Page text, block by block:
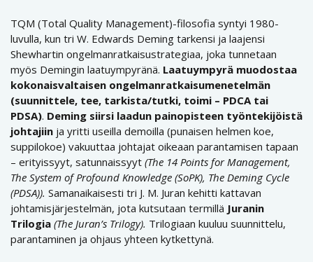
TQM (Total Quality Management)-filosofia syntyi 1980-
luvulla, kun tri W. Edwards Deming tarkensi ja laajensi
Shewhartin ongelmanratkaisustrategiaa, joka tunnetaan
myös Demingin laatuympyränä. Laatuympyrä muodostaa
kokonaisvaltaisen ongelmanratkaisumenetelmän
(suunnittele, tee, tarkista/tutki, toimi – PDCA tai
PDSA). Deming siirsi laadun painopisteen työntekijöistä
johtajiin ja yritti useilla demoilla (punaisen helmen koe,
suppilokoe) vakuuttaa johtajat oikeaan parantamisen tapaan
– erityissyyt, satunnaissyyt (The 14 Points for Management,
The System of Profound Knowledge (SoPK), The Deming Cycle
(PDSA)). Samanaikaisesti tri J. M. Juran kehitti kattavan
johtamisjärjestelmän, jota kutsutaan termillä Juranin
Trilogia (The Juran’s Trilogy). Trilogiaan kuuluu suunnittelu,
parantaminen ja ohjaus yhteen kytkettynä.